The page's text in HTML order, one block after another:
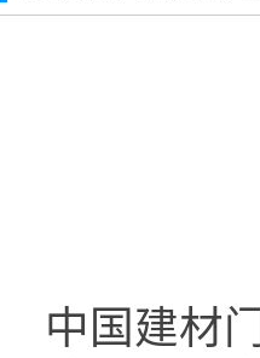
中国建材